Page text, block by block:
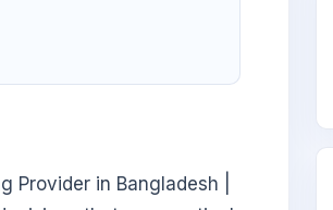
Provider in Bangladesh |